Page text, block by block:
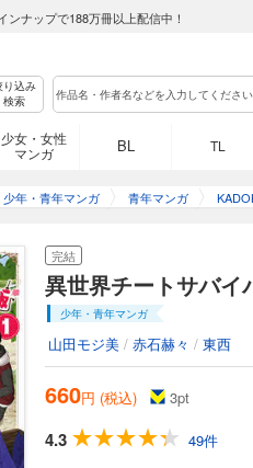
ナップで188万冊以上配信中！
り込み
検索
少女・女性
マンガ
BL TL
少年・青年マンガ 青年マンガ
完結
異世界チートサバ
少年・青年マンガ
山田モジ美 / 赤石赫々 / 東西
660円 (税込) 3pt
4.3
49件